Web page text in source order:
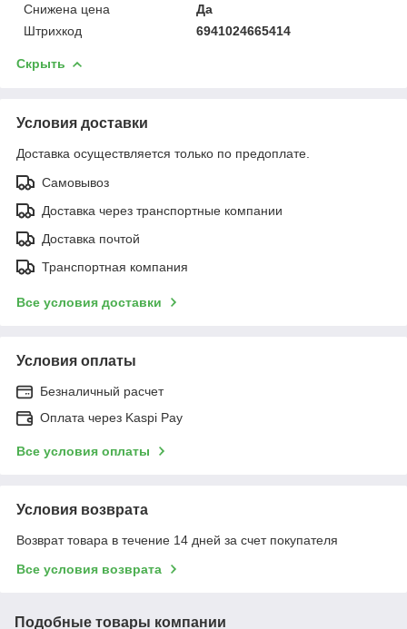
Снижена цена
Да
Штрихкод
6941024665414
Скрыть
Условия доставки
Доставка осуществляется только по предоплате.
Самовывоз
Доставка через транспортные компании
Доставка почтой
Транспортная компания
Все условия доставки
Условия оплаты
Безналичный расчет
Оплата через Kaspi Pay
Все условия оплаты
Условия возврата
Возврат товара в течение 14 дней за счет покупателя
Все условия возврата
Подобные товары компании